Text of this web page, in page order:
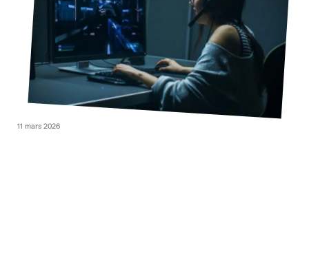
11 mars 2026